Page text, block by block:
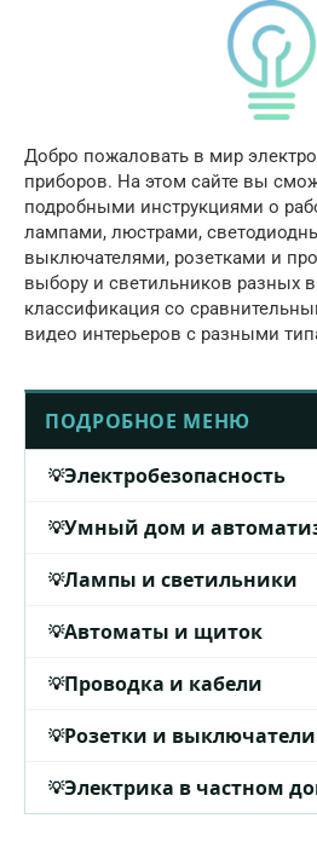
Добро пожаловать в мир
приборов. На этом сайте вы
подробными инструкциями о
лампами, люстрами,
выключателями, розетками и
выбору и светильников разных
классификация со
видео интерьеров с разными
ПОДРОБНОЕ МЕНЮ
Электробезопасность
Умный дом и
Лампы и светильники
Автоматы и щиток
Проводка и кабели
Розетки и выключатели
Электрика в частном